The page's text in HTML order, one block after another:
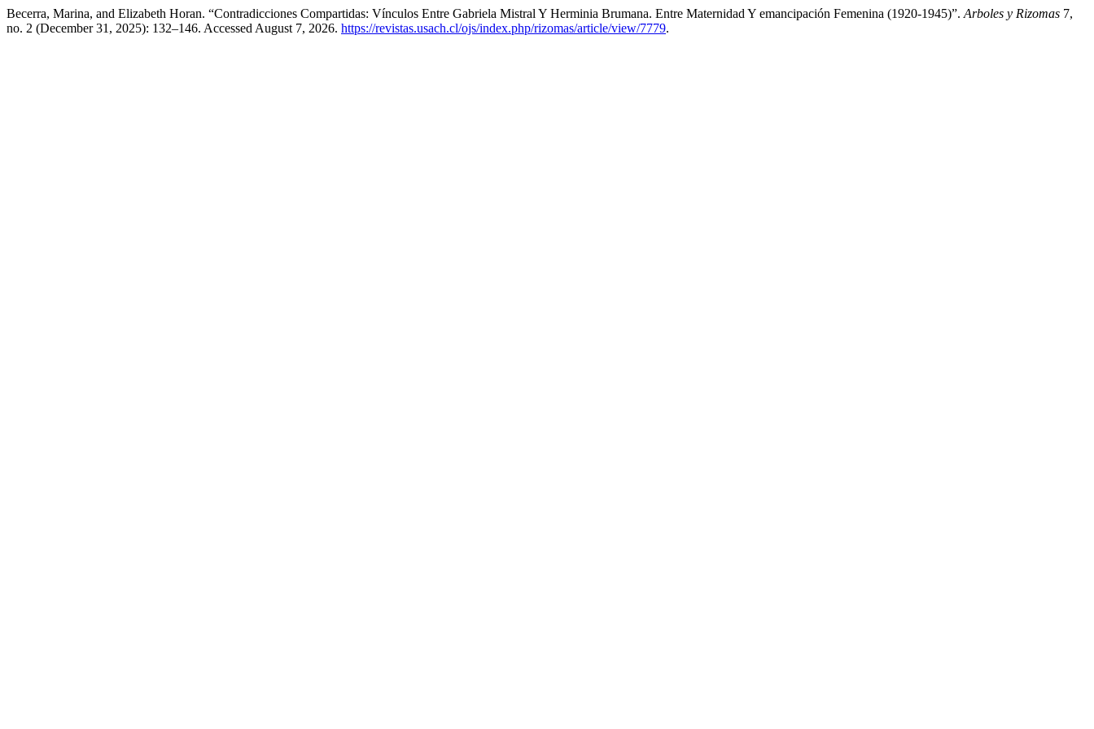
Becerra, Marina, and Elizabeth Horan. “Contradicciones Compartidas: Vínculos Entre Gabriela Mistral Y Herminia Brumana. Entre Maternidad Y emancipación Femenina (1920-1945)”. Arboles y Rizomas 7,
no. 2 (December 31, 2025): 132–146. Accessed August 7, 2026. https://revistas.usach.cl/ojs/index.php/rizomas/article/view/7779.